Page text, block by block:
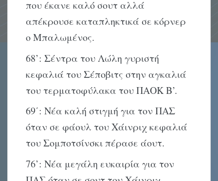
που έκανε καλό σουτ αλλά
απέκρουσε καταπληκτικά σε κόρνερ
ο Μπαλωμένος.
68’: Σέντρα του Λώλη γυριστή
κεφαλιά του Σέποβιτς στην αγκαλιά
του τερματοφύλακα του ΠΑΟΚ Β’.
69΄: Νέα καλή στιγμή για τον ΠΑΣ
όταν σε φάουλ του Χάινριχ κεφαλιά
του Σομποτσίνσκι πέρασε άουτ.
76’: Νέα μεγάλη ευκαιρία για τον